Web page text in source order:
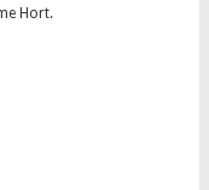
Hort.